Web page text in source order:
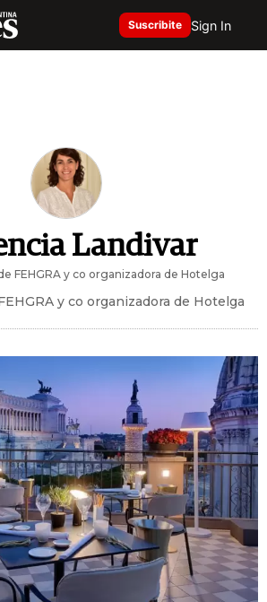
Suscribite Sign In
Landivar
FEHGRA y co organizadora de Hotelga
y co organizadora de Hotelga